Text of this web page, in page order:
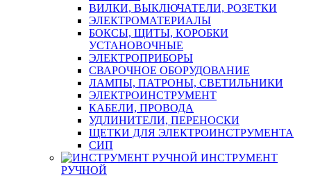
ВИЛКИ, ВЫКЛЮЧАТЕЛИ, РОЗЕТКИ
ЭЛЕКТРОМАТЕРИАЛЫ
БОКСЫ, ЩИТЫ, КОРОБКИ
УСТАНОВОЧНЫЕ
ЭЛЕКТРОПРИБОРЫ
СВАРОЧНОЕ ОБОРУДОВАНИЕ
ЛАМПЫ, ПАТРОНЫ, СВЕТИЛЬНИКИ
ЭЛЕКТРОИНСТРУМЕНТ
КАБЕЛИ, ПРОВОДА
УДЛИНИТЕЛИ, ПЕРЕНОСКИ
ЩЕТКИ ДЛЯ ЭЛЕКТРОИНСТРУМЕНТА
СИП
ИНСТРУМЕНТ
РУЧНОЙ